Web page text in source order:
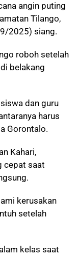
angin puting
Tilango,
2025) siang.
roboh setelah
belakang
dan guru
harus
Gorontalo.
Kahari,
cepat saat
kerusakan
setelah
kelas saat